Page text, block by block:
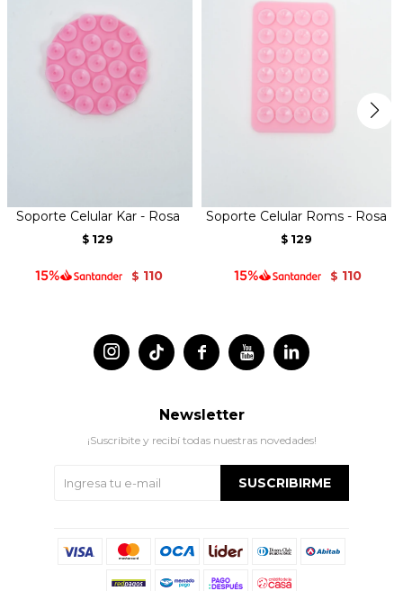
Soporte Celular Kar - Rosa
$ 129
$ 110
Soporte Celular Roms - Rosa
$ 129
$ 110
 
 
Newsletter
¡Suscribite y recibí todas nuestras novedades!
SUSCRIBIRME